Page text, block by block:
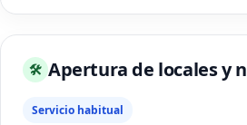
🛠 Apertura de locales y
Servicio habitual